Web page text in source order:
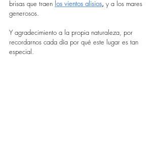
brisas que traen los vientos alisios, y a los mares
generosos.
Y agradecimiento a la propia naturaleza, por
recordarnos cada día por qué este lugar es tan
especial.